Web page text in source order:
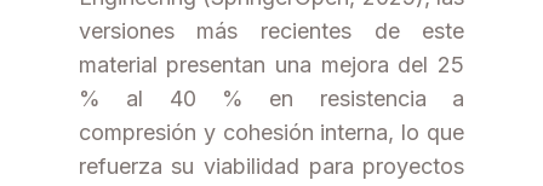
versiones más recientes de este
material presentan una mejora del 25
% al 40 % en resistencia a
compresión y cohesión interna, lo que
refuerza su viabilidad para proyectos